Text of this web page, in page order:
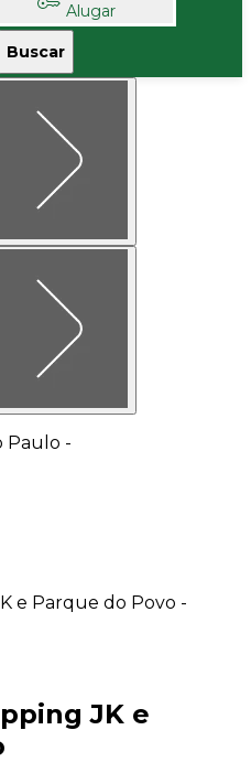
Alugar
Buscar
Paulo -
JK e